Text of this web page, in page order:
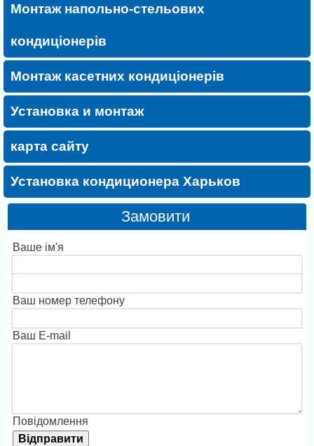
Монтаж напольно-стельових
кондиціонерів
Монтаж касетних кондиціонерів
Установка и монтаж
карта сайту
Установка кондиционера Харьков
Замовити
Ваше ім'я
Ваш номер телефону
Ваш E-mail
Повідомлення